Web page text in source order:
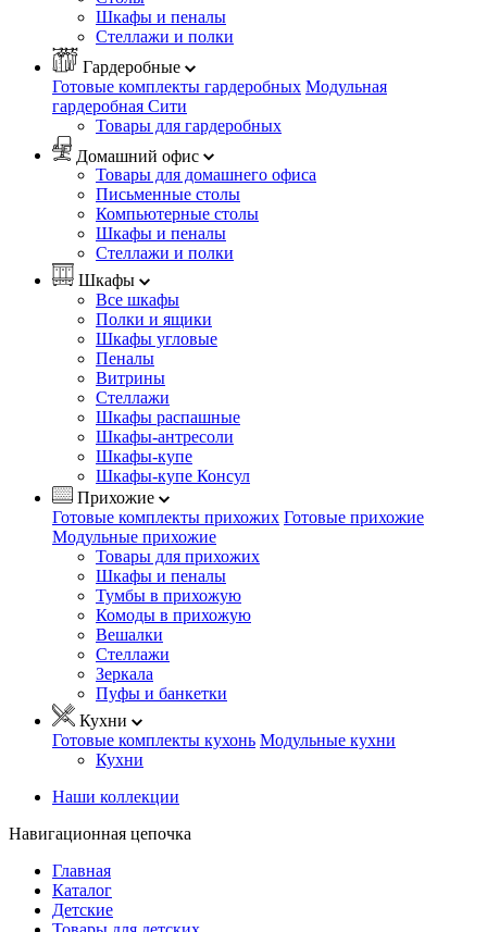
Шкафы и пеналы
Стеллажи и полки
Гардеробные
Готовые комплекты гардеробных Модульная
гардеробная Сити
Товары для гардеробных
Домашний офис
Товары для домашнего офиса
Письменные столы
Компьютерные столы
Шкафы и пеналы
Стеллажи и полки
Шкафы
Все шкафы
Полки и ящики
Шкафы угловые
Пеналы
Витрины
Стеллажи
Шкафы распашные
Шкафы-антресоли
Шкафы-купе
Шкафы-купе Консул
Прихожие
Готовые комплекты прихожих Готовые прихожие
Модульные прихожие
Товары для прихожих
Шкафы и пеналы
Тумбы в прихожую
Комоды в прихожую
Вешалки
Стеллажи
Зеркала
Пуфы и банкетки
Кухни
Готовые комплекты кухонь Модульные кухни
Кухни
Наши коллекции
Навигационная цепочка
Главная
Каталог
Детские